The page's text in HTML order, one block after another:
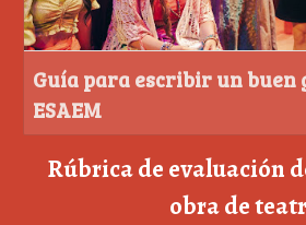
Guía para escribir un buen
ESAEM
Rúbrica de evaluación
obra de